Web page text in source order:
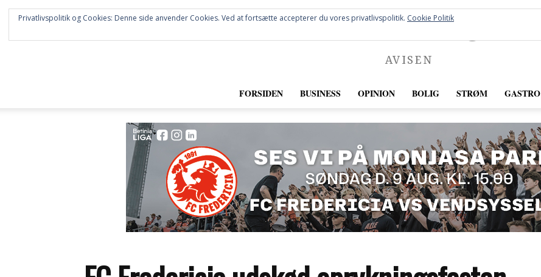
FREDERICIA
AVISEN
FORSIDEN BUSINESS OPINION BOLIG STRØM GASTRO
Privatlivspolitik og Cookies: Denne side anvender Cookies. Ved at fortsætte accepterer du vores privatlivspolitik. Cookie Politik